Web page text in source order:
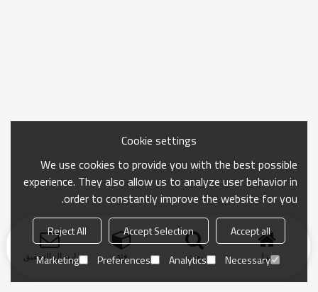
منزل بحث فئة ارسال التحقيق
Cookie settings
We use cookies to provide you with the best possible
experience. They also allow us to analyze user behavior in
order to constantly improve the website for you.
Accept all
Accept Selection
Reject All
Necessary
Analytics
Preferences
Marketing